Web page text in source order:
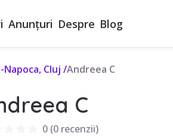
Anunțuri Despre Blog
Napoca, Cluj /Andreea C
C
0(0 recenzii)